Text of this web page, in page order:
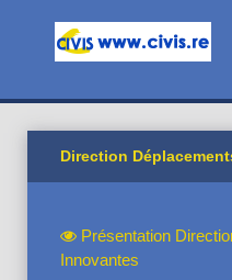
Direction
Présentation
Innovantes